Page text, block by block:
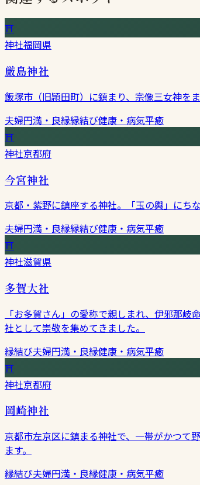
⛩
神社福岡県
厳島神社
飯塚市（旧頴田町）に鎮まり、宗像三女神を
夫婦円満・良縁縁結び健康・病気平癒
⛩
神社京都府
今宮神社
京都・紫野に鎮座する神社。「玉の輿」にち
夫婦円満・良縁縁結び健康・病気平癒
⛩
神社滋賀県
多賀大社
「お多賀さん」の愛称で親しまれ、伊邪那
社として崇敬を集めてきました。
縁結び夫婦円満・良縁健康・病気平癒
⛩
神社京都府
岡崎神社
京都市左京区に鎮まる神社で、一帯がかつて
ます。
縁結び夫婦円満・良縁健康・病気平癒